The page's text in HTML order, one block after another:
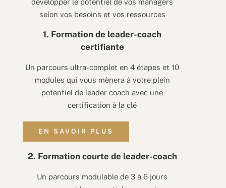
développer le potentiel de vos managers
selon vos besoins et vos ressources
1. Formation de leader-coach
certifiante
Un parcours ultra-complet en 4 étapes et 10
modules qui vous mènera à votre plein
potentiel de leader coach avec une
certification à la clé
EN SAVOIR PLUS
2. Formation courte de leader-coach
Un parcours modulable de 3 à 6 jours